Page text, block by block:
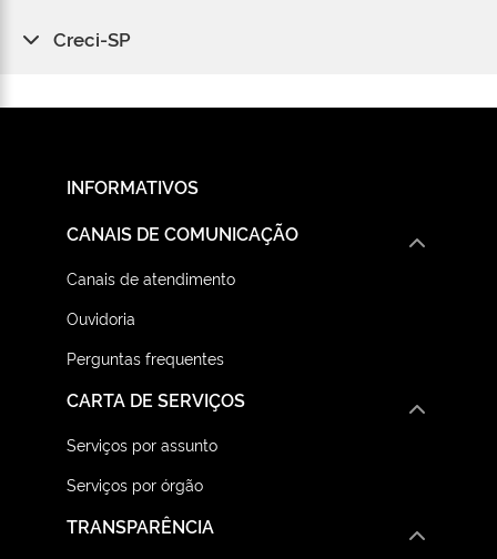
Creci-SP
INFORMATIVOS
CANAIS DE COMUNICAÇÃO
Canais de atendimento
Ouvidoria
Perguntas frequentes
CARTA DE SERVIÇOS
Serviços por assunto
Serviços por órgão
TRANSPARÊNCIA